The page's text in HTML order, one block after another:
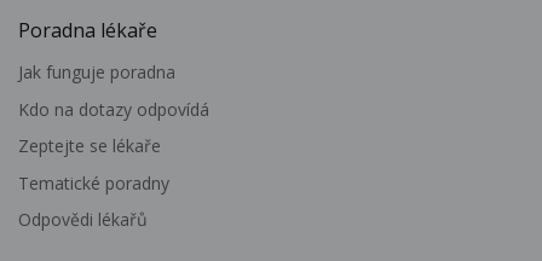
Poradna lékaře
Jak funguje poradna
Kdo na dotazy odpovídá
Zeptejte se lékaře
Tematické poradny
Odpovědi lékařů